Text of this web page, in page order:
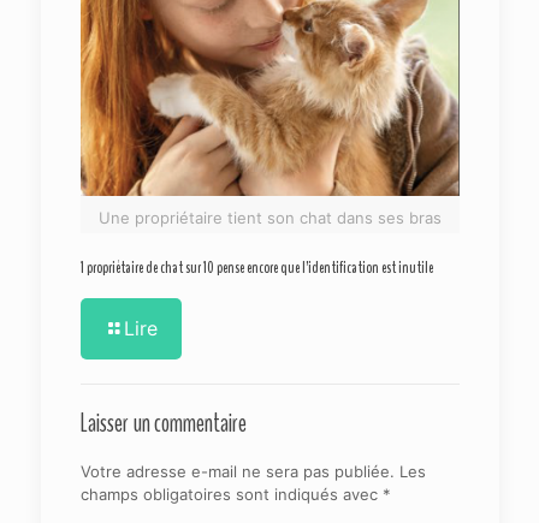
Une propriétaire tient son chat dans ses bras
1 propriétaire de chat sur 10 pense encore que l’identification est inutile
Lire
Laisser un commentaire
Votre adresse e-mail ne sera pas publiée. Les
champs obligatoires sont indiqués avec *